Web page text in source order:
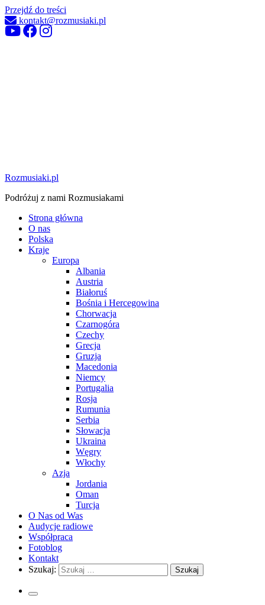
Przejdź do treści
kontakt@rozmusiaki.pl
Rozmusiaki.pl
Podróżuj z nami Rozmusiakami
Strona główna
O nas
Polska
Kraje
Europa
Albania
Austria
Białoruś
Bośnia i Hercegowina
Chorwacja
Czarnogóra
Czechy
Grecja
Gruzja
Macedonia
Niemcy
Portugalia
Rosja
Rumunia
Serbia
Słowacja
Ukraina
Węgry
Włochy
Azja
Jordania
Oman
Turcja
O Nas od Was
Audycje radiowe
Współpraca
Fotoblog
Kontakt
Szukaj: